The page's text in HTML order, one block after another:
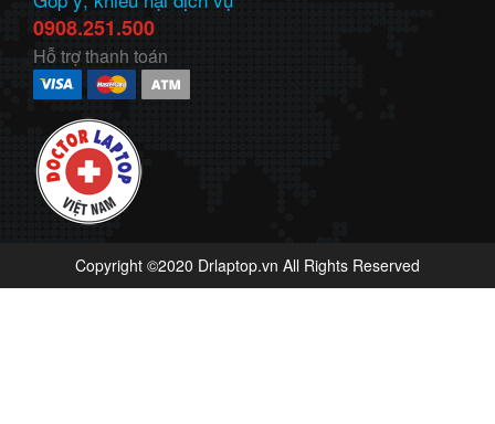
0908.251.500
Hỗ trợ thanh toán
Copyright ©2020 Drlaptop.vn All Rights Reserved